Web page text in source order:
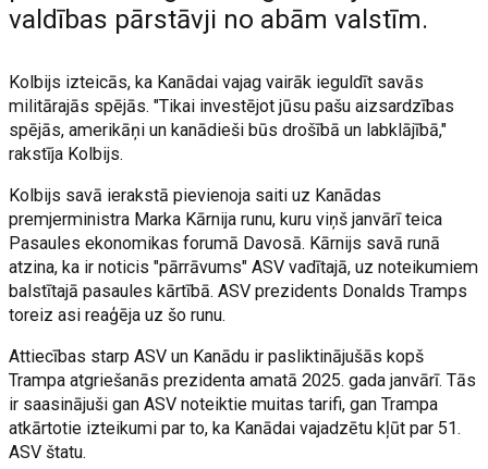
valdības pārstāvji no abām valstīm.
Kolbijs izteicās, ka Kanādai vajag vairāk ieguldīt savās
militārajās spējās. "Tikai investējot jūsu pašu aizsardzības
spējās, amerikāņi un kanādieši būs drošībā un labklājībā,"
rakstīja Kolbijs.
Kolbijs savā ierakstā pievienoja saiti uz Kanādas
premjerministra Marka Kārnija runu, kuru viņš janvārī teica
Pasaules ekonomikas forumā Davosā. Kārnijs savā runā
atzina, ka ir noticis "pārrāvums" ASV vadītajā, uz noteikumiem
balstītajā pasaules kārtībā. ASV prezidents Donalds Tramps
toreiz asi reaģēja uz šo runu.
Attiecības starp ASV un Kanādu ir pasliktinājušās kopš
Trampa atgriešanās prezidenta amatā 2025. gada janvārī. Tās
ir saasinājuši gan ASV noteiktie muitas tarifi, gan Trampa
atkārtotie izteikumi par to, ka Kanādai vajadzētu kļūt par 51.
ASV štatu.